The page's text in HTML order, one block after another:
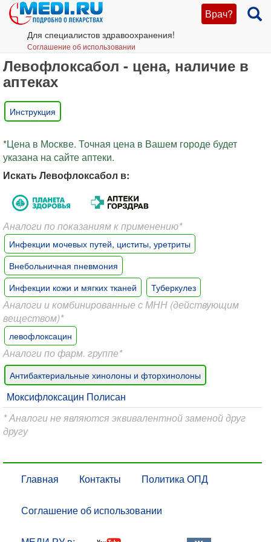
Врач?
Для специалистов здравоохранения!
Соглашение об использовании
Левофлоксабол - цена, наличие в
аптеках
Инструкция
*Цена в Москве. Точная цена в Вашем городе будет
указана на сайте аптеки.
Искать Левофлоксабол в:
Аналоги по показаниям к применению*
Инфекции мочевых путей, циститы, уретриты
Внебольничная пневмония
Инфекции кожи и мягких тканей
Туберкулез
Аналоги и комбинированные с МНН (действующим
веществом)*
левофлоксацин
Аналоги по фарм. группе*
Антибактериальные хинолоны и фторхинолоны
Моксифлоксацин Полисан
* Аналоги не являются эквивалентной заменой друг
другу
Главная Контакты Политика ОПД
Соглашение об использовании